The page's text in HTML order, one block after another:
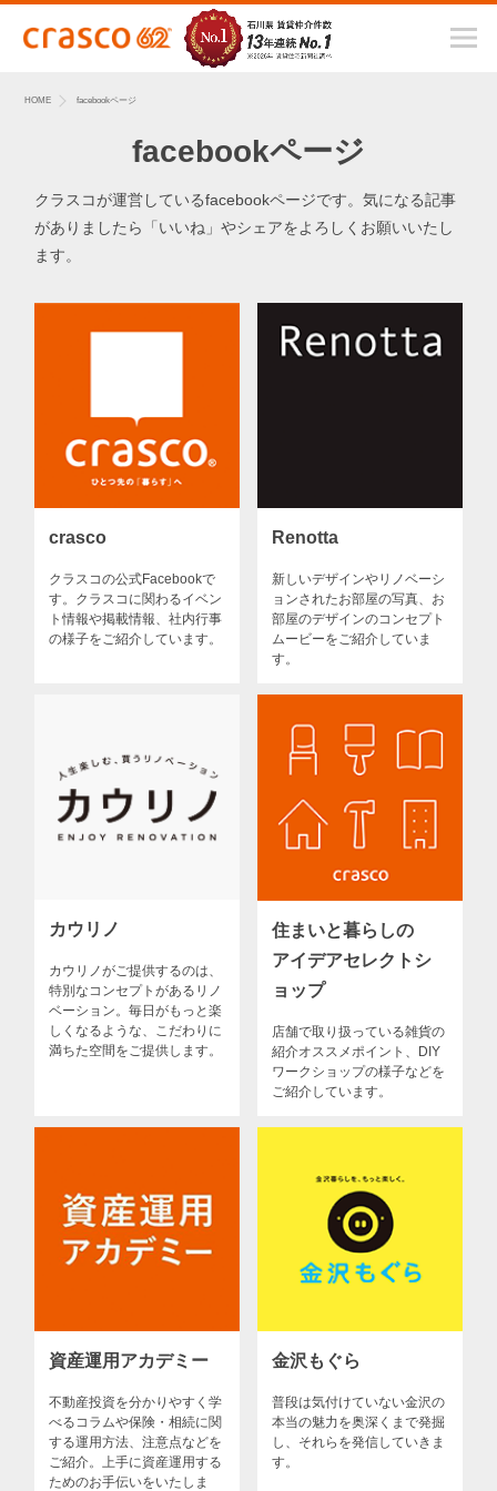
HOME facebookページ
facebookページ
クラスコが運営しているfacebookページです。気になる記事
がありましたら「いいね」やシェアをよろしくお願いいたし
ます。
crasco
クラスコの公式Facebookで
す。クラスコに関わるイベン
ト情報や掲載情報、社内行事
の様子をご紹介しています。
Renotta
新しいデザインやリノベーシ
ョンされたお部屋の写真、お
部屋のデザインのコンセプト
ムービーをご紹介していま
す。
カウリノ
カウリノがご提供するのは、
特別なコンセプトがあるリノ
ベーション。毎日がもっと楽
しくなるような、こだわりに
満ちた空間をご提供します。
住まいと暮らしの
アイデアセレクトシ
ョップ
店舗で取り扱っている雑貨の
紹介オススメポイント、DIY
ワークショップの様子などを
ご紹介しています。
資産運用アカデミー
不動産投資を分かりやすく学
べるコラムや保険・相続に関
する運用方法、注意点などを
ご紹介。上手に資産運用する
ためのお手伝いをいたしま
金沢もぐら
普段は気付けていない金沢の
本当の魅力を奥深くまで発掘
し、それらを発信していきま
す。